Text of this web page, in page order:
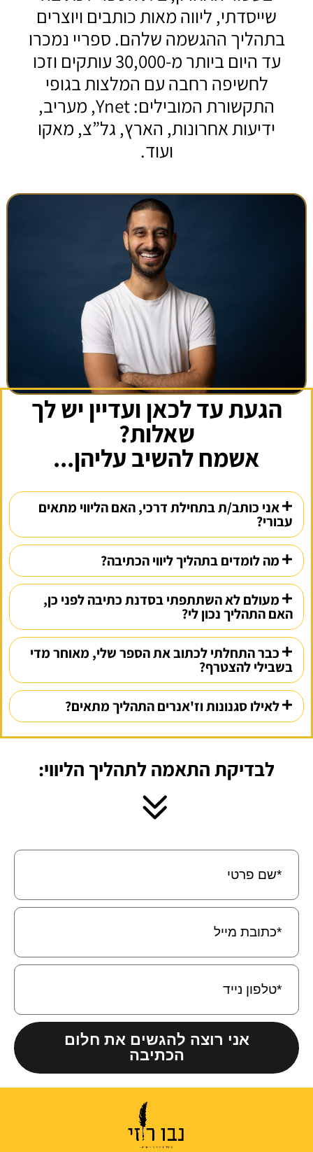
שייסדתי, ליווה מאות כותבים ויוצרים
בתהליך ההגשמה שלהם. ספריי נמכרו
עד היום ביותר מ-30,000 עותקים וזכו
לחשיפה רחבה עם המלצות בגופי
התקשורת המובילים: Ynet, מעריב,
ידיעות אחרונות, הארץ, גל”צ, מאקו
ועוד.
הגעת עד לכאן ועדיין יש לך
שאלות?
אשמח להשיב עליהן...
אני כותב/ת בתחילת דרכי, האם הליווי מתאים
עבורי?
מה לומדים בתהליך ליווי הכתיבה?
מעולם לא השתתפתי בסדנת כתיבה לפני כן,
האם התהליך נכון לי?
כבר התחלתי לכתוב את הספר שלי, מאוחר מדי
בשבילי להצטרף?
לאילו סגנונות וז'אנרים התהליך מתאים?
לבדיקת התאמה לתהליך הליווי:
אני רוצה להגשים את חלום
הכתיבה